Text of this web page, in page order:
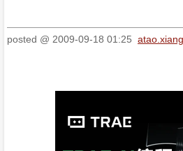
posted @ 2009-09-18 01:25 atao.xiang